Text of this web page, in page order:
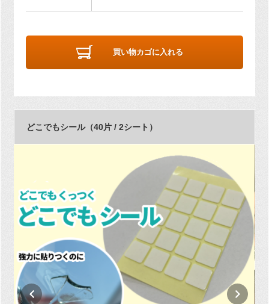
買い物カゴに入れる
どこでもシール（40片 / 2シート）